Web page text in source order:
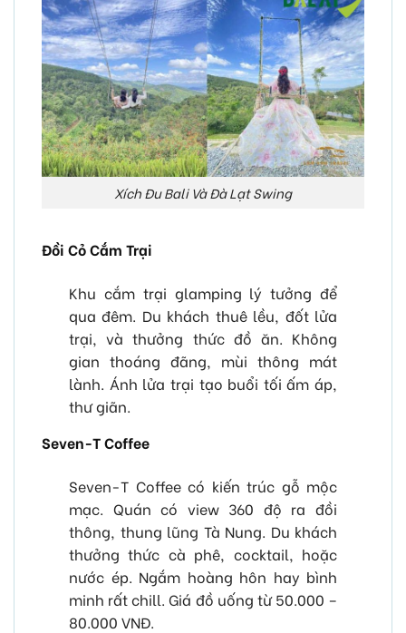
Xích Đu Bali Và Đà Lạt Swing
Đồi Cỏ Cắm Trại
Khu cắm trại glamping lý tưởng để
qua đêm. Du khách thuê lều, đốt lửa
trại, và thưởng thức đồ ăn. Không
gian thoáng đãng, mùi thông mát
lành. Ánh lửa trại tạo buổi tối ấm áp,
thư giãn.
Seven-T Coffee
Seven-T Coffee có kiến trúc gỗ mộc
mạc. Quán có view 360 độ ra đồi
thông, thung lũng Tà Nung. Du khách
thưởng thức cà phê, cocktail, hoặc
nước ép. Ngắm hoàng hôn hay bình
minh rất chill. Giá đồ uống từ 50.000 –
80.000 VNĐ.